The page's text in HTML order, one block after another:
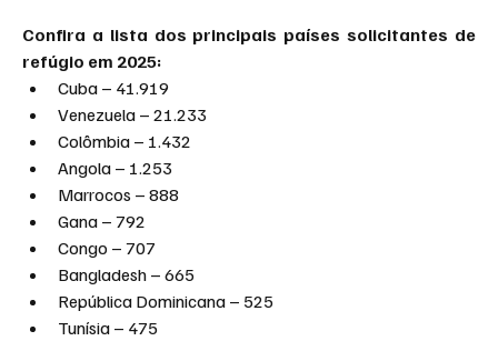
Confira a lista dos principais países solicitantes de
refúgio em 2025:
Cuba – 41.919
Venezuela – 21.233
Colômbia – 1.432
Angola – 1.253
Marrocos – 888
Gana – 792
Congo – 707
Bangladesh – 665
República Dominicana – 525
Tunísia – 475